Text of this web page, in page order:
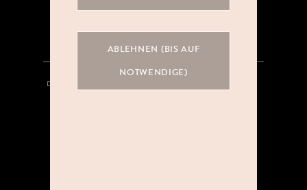
ABLEHNEN (BIS AUF
NOTWENDIGE)
DATENSCHUTZ